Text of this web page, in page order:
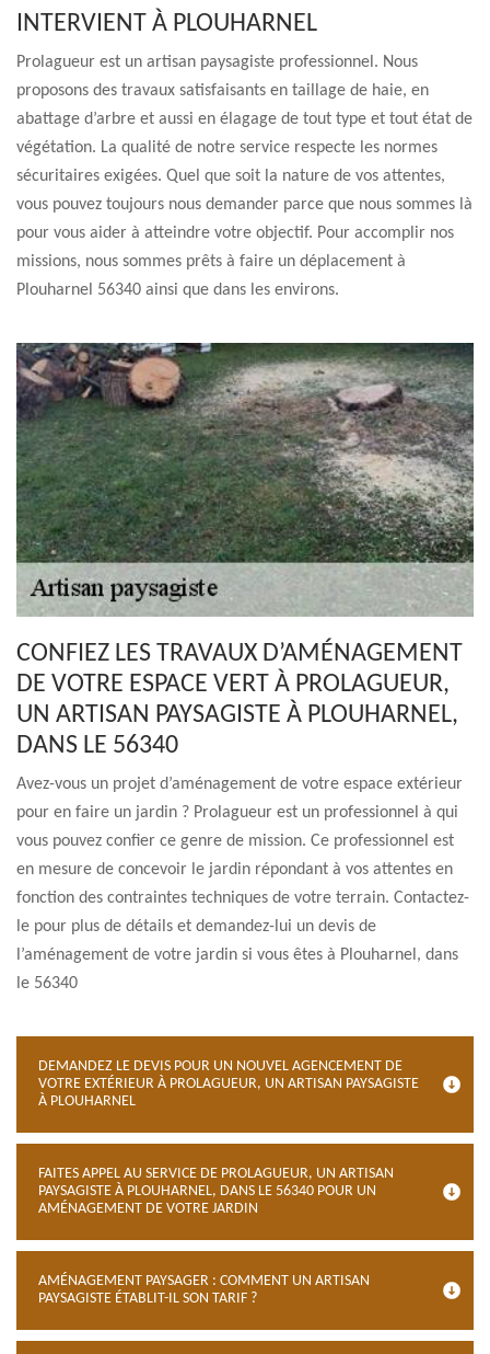
INTERVIENT À PLOUHARNEL
Prolagueur est un artisan paysagiste professionnel. Nous
proposons des travaux satisfaisants en taillage de haie, en
abattage d’arbre et aussi en élagage de tout type et tout état de
végétation. La qualité de notre service respecte les normes
sécuritaires exigées. Quel que soit la nature de vos attentes,
vous pouvez toujours nous demander parce que nous sommes là
pour vous aider à atteindre votre objectif. Pour accomplir nos
missions, nous sommes prêts à faire un déplacement à
Plouharnel 56340 ainsi que dans les environs.
CONFIEZ LES TRAVAUX D’AMÉNAGEMENT
DE VOTRE ESPACE VERT À PROLAGUEUR,
UN ARTISAN PAYSAGISTE À PLOUHARNEL,
DANS LE 56340
Avez-vous un projet d’aménagement de votre espace extérieur
pour en faire un jardin ? Prolagueur est un professionnel à qui
vous pouvez confier ce genre de mission. Ce professionnel est
en mesure de concevoir le jardin répondant à vos attentes en
fonction des contraintes techniques de votre terrain. Contactez-
le pour plus de détails et demandez-lui un devis de
l’aménagement de votre jardin si vous êtes à Plouharnel, dans
le 56340
DEMANDEZ LE DEVIS POUR UN NOUVEL AGENCEMENT DE
VOTRE EXTÉRIEUR À PROLAGUEUR, UN ARTISAN PAYSAGISTE
À PLOUHARNEL
FAITES APPEL AU SERVICE DE PROLAGUEUR, UN ARTISAN
PAYSAGISTE À PLOUHARNEL, DANS LE 56340 POUR UN
AMÉNAGEMENT DE VOTRE JARDIN
AMÉNAGEMENT PAYSAGER : COMMENT UN ARTISAN
PAYSAGISTE ÉTABLIT-IL SON TARIF ?